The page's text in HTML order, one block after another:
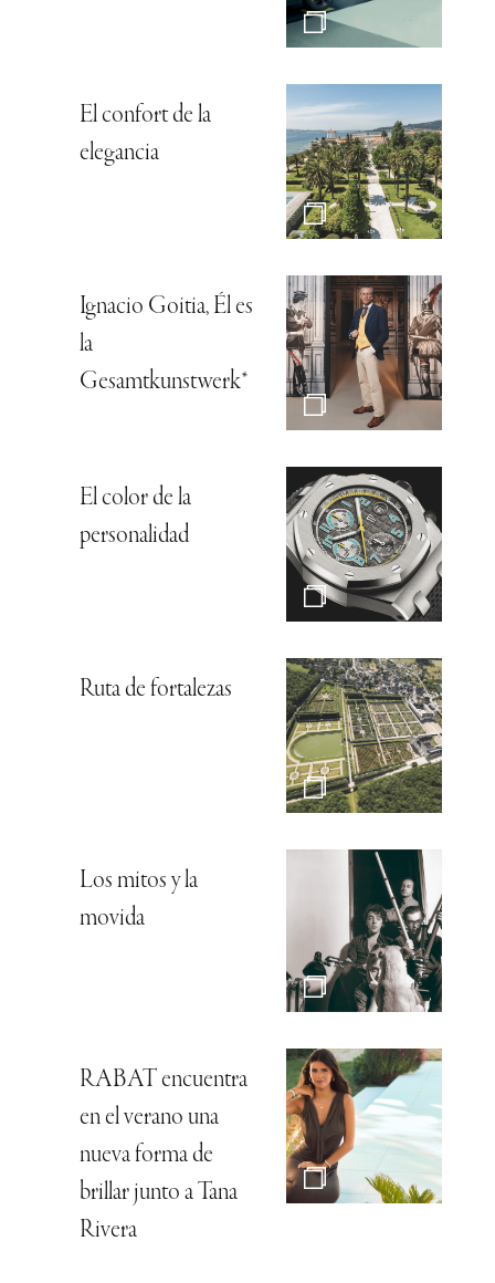
El confort de la
elegancia
Ignacio Goitia, Él es
la
Gesamtkunstwerk*
El color de la
personalidad
Ruta de fortalezas
Los mitos y la
movida
RABAT encuentra
en el verano una
nueva forma de
brillar junto a Tana
Rivera